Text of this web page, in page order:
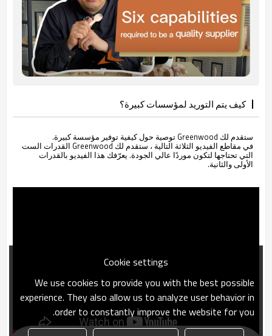
كيف يتم التوريد لمؤسسات كبيرة؟
ستقدم لك Greenwood توصية حول كيفية توفير مؤسسة كبيرة.
الأولى والثانية.
Cookie settings
We use cookies to provide you with the best possible
experience. They also allow us to analyze user behavior in
order to constantly improve the website for you.